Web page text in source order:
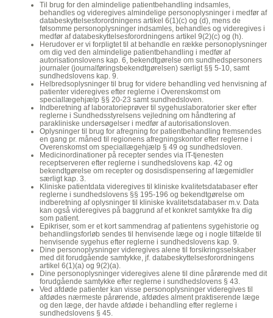
Til brug for den almindelige patientbehandling indsamles,
behandles og videregives almindelige personoplysninger i medfør af
databeskyttelsesforordningens artikel 6(1)(c) og (d), mens de
følsomme personoplysninger indsamles, behandles og videregives i
medfør af databeskyttelsesforordningens artikel 9(2)(c) og (h).
Herudover er vi forpligtet til at behandle en række personoplysninger
om dig ved den almindelige patientbehandling i medfør af
autorisationslovens kap. 6, bekendtgørelse om sundhedspersoners
journaler (journalføringsbekendtgørelsen) særligt §§ 5-10, samt
sundhedslovens kap. 9.
Helbredsoplysninger til brug for videre behandling ved henvisning af
patienter videregives efter reglerne i Overenskomst om
speciallægehjælp §§ 20-23 samt sundhedsloven.
Indberetning af laboratorieprøver til sygehuslaboratorier sker efter
reglerne i Sundhedsstyrelsens vejledning om håndtering af
parakliniske undersøgelser i medfør af autorisationsloven.
Oplysninger til brug for afregning for patientbehandling fremsendes
en gang pr. måned til regionens afregningskontor efter reglerne i
Overenskomst om speciallægehjælp § 49 og sundhedsloven.
Medicinordinationer på recepter sendes via IT-tjenesten
receptserveren efter reglerne i sundhedslovens kap. 42 og
bekendtgørelse om recepter og dosisdispensering af lægemidler
særligt kap. 3.
Kliniske patientdata videregives til kliniske kvalitetsdatabaser efter
reglerne i sundhedslovens §§ 195-196 og bekendtgørelse om
indberetning af oplysninger til kliniske kvalitetsdatabaser m.v. Data
kan også videregives på baggrund af et konkret samtykke fra dig
som patient.
Epikriser, som er et kort sammendrag af patientens sygehistorie og
behandlingsforløb sendes til henvisende læge og i nogle tilfælde til
henvisende sygehus efter reglerne i sundhedslovens kap. 9.
Dine personoplysninger videregives alene til forsikringsselskaber
med dit forudgående samtykke, jf. databeskyttelsesforordningens
artikel 6(1)(a) og 9(2)(a).
Dine personoplysninger videregives alene til dine pårørende med dit
forudgående samtykke efter reglerne i sundhedslovens § 43.
Ved afdøde patienter kan visse personoplysninger videregives til
afdødes nærmeste pårørende, afdødes alment praktiserende læge
og den læge, der havde afdøde i behandling efter reglerne i
sundhedslovens § 45.